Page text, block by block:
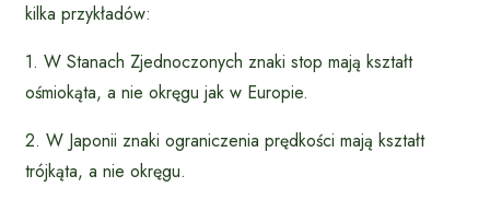
kilka przykładów:
1. W Stanach Zjednoczonych znaki stop mają kształt
ośmiokąta, a nie okręgu jak w Europie.
2. W Japonii znaki ograniczenia prędkości mają kształt
trójkąta, a nie okręgu.